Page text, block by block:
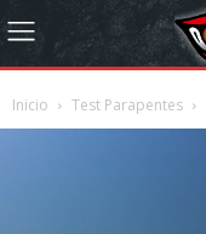
Inicio Test Parapentes